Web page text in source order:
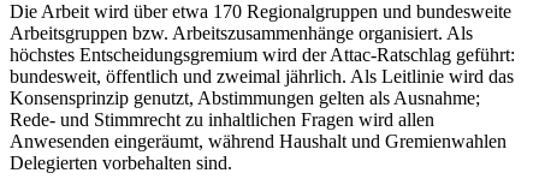
Die Arbeit wird über etwa 170 Regionalgruppen und bundesweite
Arbeitsgruppen bzw. Arbeitszusammenhänge organisiert. Als
höchstes Entscheidungsgremium wird der Attac-Ratschlag geführt:
bundesweit, öffentlich und zweimal jährlich. Als Leitlinie wird das
Konsensprinzip genutzt, Abstimmungen gelten als Ausnahme;
Rede- und Stimmrecht zu inhaltlichen Fragen wird allen
Anwesenden eingeräumt, während Haushalt und Gremienwahlen
Delegierten vorbehalten sind.